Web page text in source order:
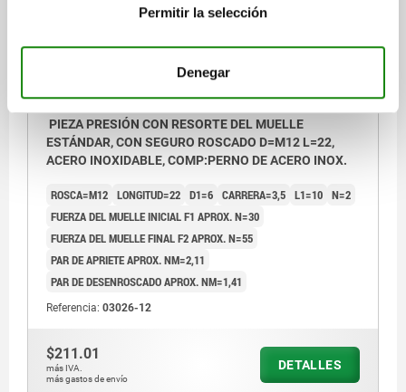
Permitir la selección
Denegar
PIEZA PRESIÓN CON RESORTE DEL MUELLE
ESTÁNDAR, CON SEGURO ROSCADO D=M12 L=22,
ACERO INOXIDABLE, COMP:PERNO DE ACERO INOX.
ROSCA=M12 LONGITUD=22 D1=6 CARRERA=3,5 L1=10 N=2
FUERZA DEL MUELLE INICIAL F1 APROX. N=30
FUERZA DEL MUELLE FINAL F2 APROX. N=55
PAR DE APRIETE APROX. NM=2,11
PAR DE DESENROSCADO APROX. NM=1,41
Referencia: 03026-12
$211.01
más IVA.
más gastos de envío
DETALLES